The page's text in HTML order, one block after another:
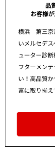
品
お客様
横浜 第三京
いメルセデ
ューター診
フターメン
い！高品質
富に取り揃え